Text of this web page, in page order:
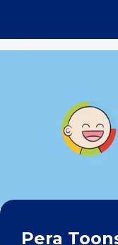
Pera